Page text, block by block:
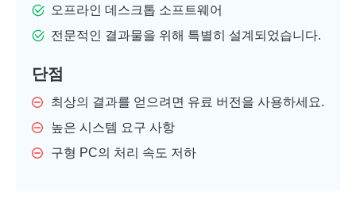
오프라인 데스크톱 소프트웨어
전문적인 결과물을 위해 특별히 설계되었습니다.
단점
최상의 결과를 얻으려면 유료 버전을 사용하세요.
높은 시스템 요구 사항
구형 PC의 처리 속도 저하